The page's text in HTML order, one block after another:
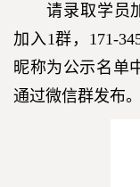
请录取学员
加入1群，171-
昵称为公示名单
通过微信群发布。